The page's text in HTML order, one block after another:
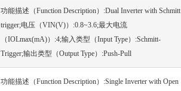
功能描述（Function Description）:Dual Inverter with Schmitt
trigger;电压（VIN(V)）:0.8~3.6;最大电流
（IOLmax(mA)）:4;输入类型（Input Type）:Schmitt-
Trigger;输出类型（Output Type）:Push-Pull
功能描述（Function Description）:Single Inverter with Open